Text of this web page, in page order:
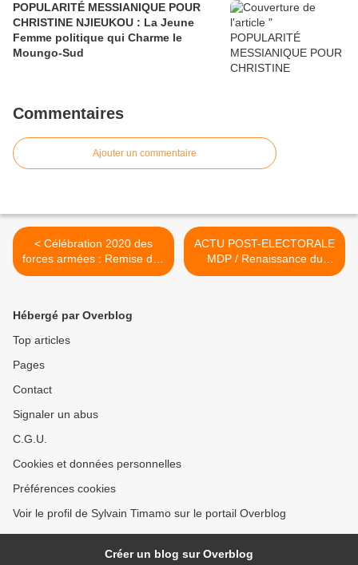
POPULARITÉ MESSIANIQUE POUR
CHRISTINE NJIEUKOU : La Jeune
Femme politique qui Charme le
Moungo-Sud
Commentaires
Ajouter un commentaire
< Célébration 2020 des
forces armées : Remise des
épaulettes au RASS de
ACTU POST-ELECTORALE
MDP / Renaissance du
MDP c'est maintenant, It's
Hébergé par Overblog
Top articles
Pages
Contact
Signaler un abus
C.G.U.
Cookies et données personnelles
Préférences cookies
Voir le profil de Sylvain Timamo sur le portail Overblog
Créer un blog sur Overblog